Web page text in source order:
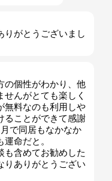
がとうございまし
の個性がわかり、他
んがとても楽しく
無料なのも利用しや
ることができて感謝
で同居もなかなか
命だと。
も含めてお勧めした
りありがとうござい